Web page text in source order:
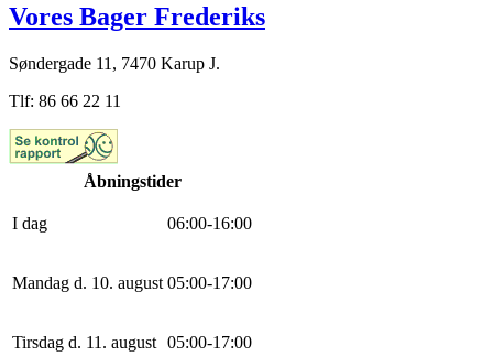
Vores Bager Frederiks
Søndergade 11, 7470 Karup J.
Tlf: 86 66 22 11
Åbningstider
I dag 06:00-16:00
Mandag d. 10. august 05:00-17:00
Tirsdag d. 11. august 05:00-17:00